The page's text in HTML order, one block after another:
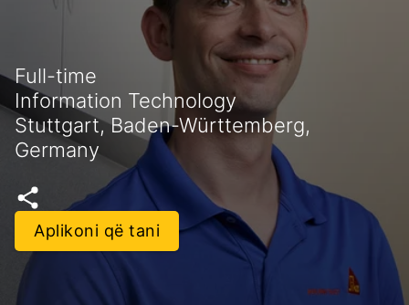
Full-time
Information Technology
Stuttgart, Baden-Württemberg,
Germany
Aplikoni që tani